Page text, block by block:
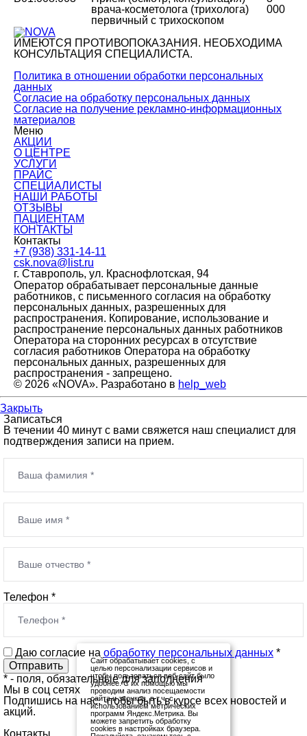
врача-косметолога (трихолога)
первичный с трихоскопом
000
Сайт обрабатывает cookies, с
целью персонализации сервисов и
чтобы пользоваться веб-сайт было
удобнее. С их помощью мы
проводим анализ посещаемости
сайта и звонков, в т.ч. с
использованием метрических
программ Яндекс.Метрика. Вы
можете запретить обработку
cookies в настройках браузера.
ИМЕЮТСЯ ПРОТИВОПОКАЗАНИЯ. НЕОБХОДИМА
КОНСУЛЬТАЦИЯ СПЕЦИАЛИСТА.
Политика в отношении обработки персональных
данных
Согласие на обработку персональных данных
Согласие на получение рекламно-информационных
материалов
Меню
АКЦИИ
О ЦЕНТРЕ
УСЛУГИ
ПРАЙС
СПЕЦИАЛИСТЫ
НАШИ РАБОТЫ
ОТЗЫВЫ
ПАЦИЕНТАМ
КОНТАКТЫ
Контакты
+7 (938) 331-14-11
csk.nova@list.ru
г. Ставрополь, ул. Краснофлотская, 94
Оператор обрабатывает персональные данные
работников, с письменного согласия на обработку
персональных данных, разрешенных для
распространения. Копирование, использование и
распространение персональных данных работников
Оператора на сторонних ресурсах в отсутствие
согласия работников Оператора на обработку
персональных данных, разрешенных для
распространения - запрещено.
© 2026 «NOVA». Разработано в help_web
Закрыть
Записаться
В течении 40 минут с вами свяжется наш специалист для
подтверждения записи на прием.
Телефон *
Даю согласие на обработку персональных данных *
* - поля, обязательные для заполнения
Мы в соц сетях
Подпишись на нас, чтобы быть в курсе всех новостей и
акций.
Контакты